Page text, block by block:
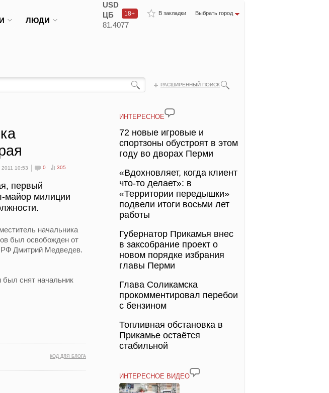
В закладки Выбрать город
18+
ЛЮДИ
USD
ЦБ
81.4077
РАСШИРЕННЫЙ ПОИСК
10:53 0 305
первый
майор милиции
начальника
был освобожден от
РФ Дмитрий Медведев.
был снят начальник
КОД ДЛЯ БЛОГА
ИНТЕРЕСНОЕ
72 новые игровые и
спортзоны обустроят в этом
году во дворах Перми
«Вдохновляет, когда клиент
что-то делает»: в
«Территории передышки»
подвели итоги восьми лет
работы
Губернатор Прикамья внес
в заксобрание проект о
новом порядке избрания
главы Перми
Глава Соликамска
прокомментировал перебои
с бензином
Топливная обстановка в
Прикамье остаётся
стабильной
ИНТЕРЕСНОЕ ВИДЕО